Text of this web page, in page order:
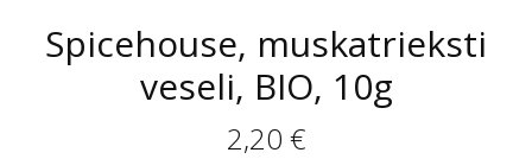
Spicehouse, muskatrieksti
veseli, BIO, 10g
2,20 €